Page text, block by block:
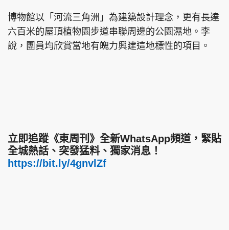
博物館以「河流三角洲」為建築設計理念，更有長達
六百米的屋頂植物園步道串聯周邊的公園濕地。李
說，團員均欣賞當地有魄力興建這地標性的項目。
立即追蹤《東周刊》全新WhatsApp頻道，緊貼
全城熱話、突發猛料、獨家消息！
https://bit.ly/4gnvlZf